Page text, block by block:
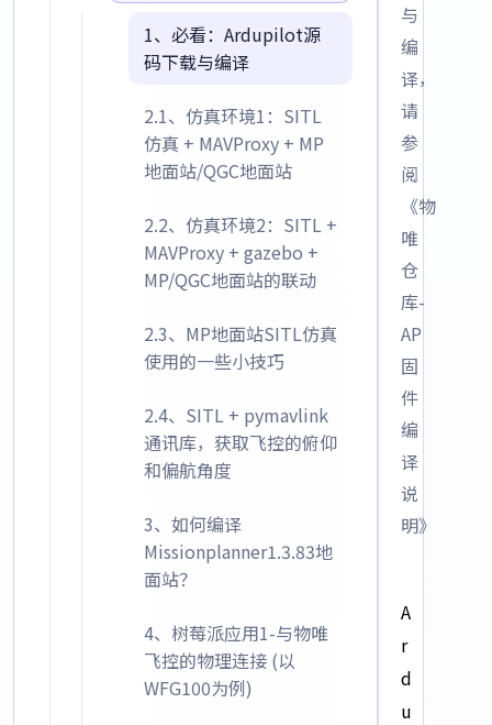
1、必看：Ardupilot源
码下载与编译
2.1、仿真环境1：SITL
仿真 + MAVProxy + MP
地面站/QGC地面站
2.2、仿真环境2：SITL +
MAVProxy + gazebo +
MP/QGC地面站的联动
2.3、MP地面站SITL仿真
使用的一些小技巧
2.4、SITL + pymavlink
通讯库，获取飞控的俯仰
和偏航角度
3、如何编译
Missionplanner1.3.83地
面站？
4、树莓派应用1-与物唯
飞控的物理连接 (以
WFG100为例)
与
编
译，
请
参
阅
《物
唯
仓
库-
AP
固
件
编
译
说
明》
A
r
d
u